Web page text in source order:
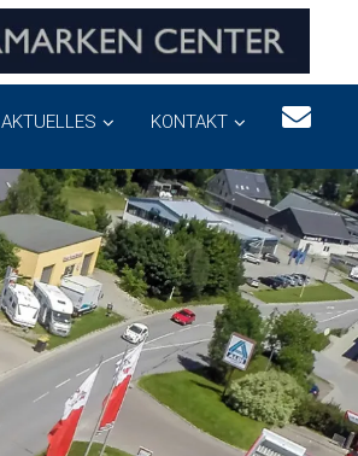
AKTUELLES KONTAKT